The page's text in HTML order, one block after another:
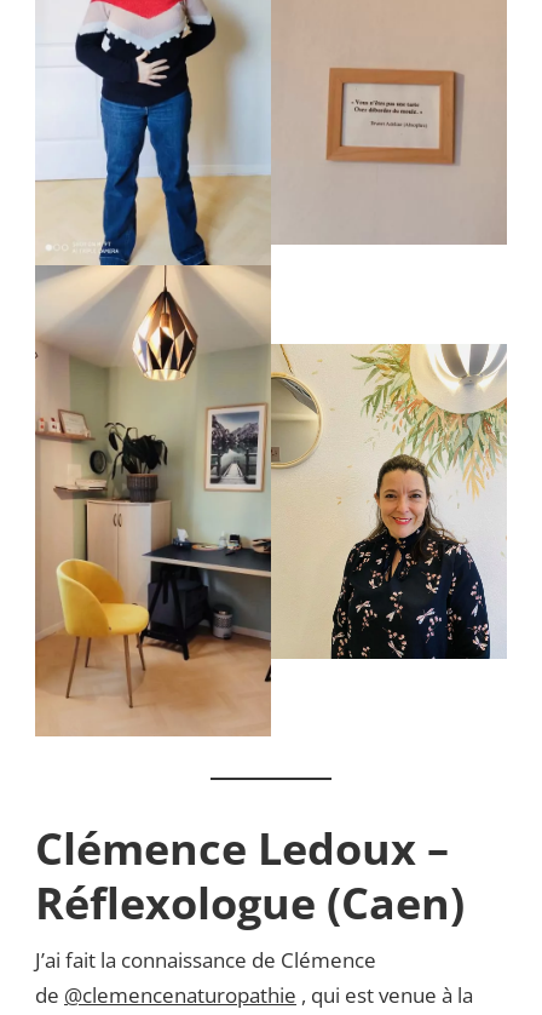
Clémence Ledoux –
Réflexologue (Caen)
J’ai fait la connaissance de Clémence
de @clemencenaturopathie , qui est venue à la